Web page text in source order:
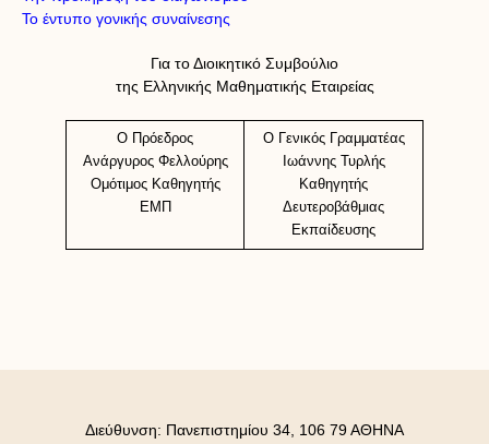
Το έντυπο γονικής συναίνεσης
Για το Διοικητικό Συμβούλιο
της Ελληνικής Μαθηματικής Εταιρείας
Ο Πρόεδρος
Ανάργυρος Φελλούρης
Ομότιμος Καθηγητής
ΕΜΠ
Ο Γενικός Γραμματέας
Ιωάννης Τυρλής
Καθηγητής
Δευτεροβάθμιας
Εκπαίδευσης
Διεύθυνση: Πανεπιστημίου 34, 106 79 ΑΘΗΝΑ